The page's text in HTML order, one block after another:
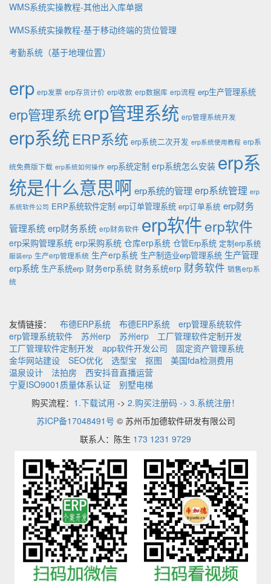
WMS系统实操教程-其他出入库单据
WMS系统实操教程-基于移动终端的货位管理
考勤系统（基于地理位置）
erp erp发票 erp存货计价 erp收款 erp数据库 erp流程 erp生产管理系统
erp管理系统erp管理系统 erp管理系统开发
erp系统 ERP系统 erp系统二次开发 erp系统使用教程 erp系
统免费版下载 erp系统如何操作 erp系统定制 erp系统怎么安装 erp系
统是什么意思啊erp系统的管理erp系统管理 erp
系统软件公司 ERP系统软件定制 erp订单管理系统 erp订单系统 erp财务
管理系统erp财务系统 erp财务软件 erp软件erp软件
erp采购管理系统 erp采购系统 仓库erp系统 仓管Erp系统 定制erp系统
服装erp 生产erp管理系统 生产erp系统 生产制造业erp管理系统 生产管理
erp系统 生产系统erp 财务erp系统 财务系统erp 财务软件 销售erp系
统
友情链接： 布德ERP系统 布德ERP系统
erp管理系统软件
erp管理系统软件
苏州erp 苏州erp
工厂管理软件定制开发
工厂管理软件定制开发
app软件开发公司
固定资产管理系统
金华网站建设
SEO优化 选型宝 抠图
美国fda检测费用
温泉设计
法拍房
西安抖音直播运营
宁夏ISO9001质量体系认证
别墅电梯
购买流程： 1.下载试用 -> 2.购买注册码 -> 3.系统注册！
苏ICP备17048491号 © 苏州币加德软件研发有限公司
联系人：陈生 173 1231 9729